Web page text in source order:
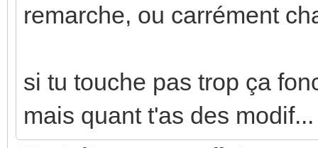
remarche, ou carrément
si tu touche pas trop ça
mais quant t'as des modif...